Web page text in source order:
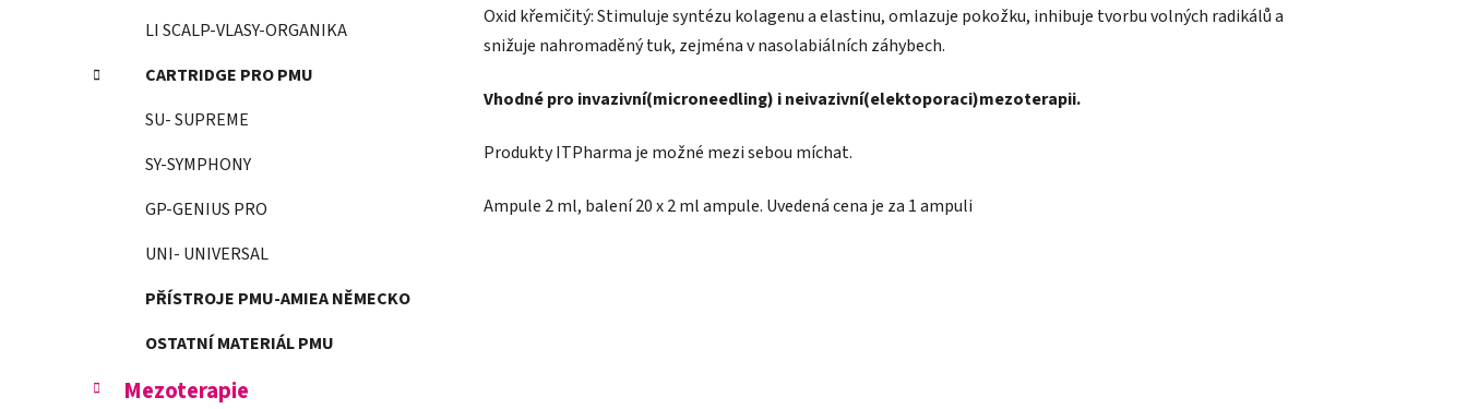
LI SCALP-VLASY-ORGANIKA
CARTRIDGE PRO PMU
SU- SUPREME
SY-SYMPHONY
GP-GENIUS PRO
UNI- UNIVERSAL
PŘÍSTROJE PMU-AMIEA NĚMECKO
OSTATNÍ MATERIÁL PMU
Mezoterapie
Oxid křemičitý: Stimuluje syntézu kolagenu a elastinu, omlazuje pokožku, inhibuje tvorbu volných radikálů a
snižuje nahromaděný tuk, zejména v nasolabiálních záhybech.
Vhodné pro invazivní(microneedling) i neivazivní(elektoporaci)mezoterapii.
Produkty ITPharma je možné mezi sebou míchat.
Ampule 2 ml, balení 20 x 2 ml ampule. Uvedená cena je za 1 ampuli